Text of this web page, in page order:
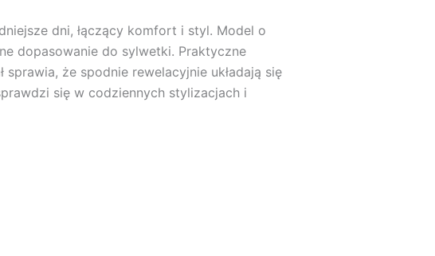
dni, łączący komfort i styl. Model o
dopasowanie do sylwetki. Praktyczne
że spodnie rewelacyjnie układają się
się w codziennych stylizacjach i